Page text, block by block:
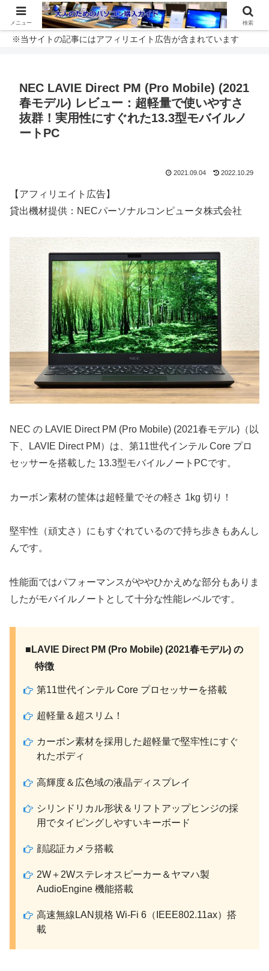
※当サイトの記事にはアフィリエイト広告が含まれています
NEC LAVIE Direct PM (Pro Mobile) (2021
春モデル) レビュー：超軽量で使いやすさ
抜群！実用性にすぐれた13.3型モバイルノ
ートPC
2021.09.04 2022.10.29
【アフィリエイト広告】
貸出機材提供：NECパーソナルコンピュータ株式会社
NEC の LAVIE Direct PM (Pro Mobile) (2021春モデル)（以
下、LAVIE Direct PM）は、第11世代インテル Core プロ
セッサーを搭載した 13.3型モバイルノートPCです。
カーボン素材の筐体は超軽量でその軽さ 1kg 切り！
堅牢性（頑丈さ）にもすぐれているので持ち歩きもあんし
んです。
性能面ではパフォーマンスがややひかえめな部分もありま
したがモバイルノートとして十分な性能レベルです。
■LAVIE Direct PM (Pro Mobile) (2021春モデル) の
特徴
第11世代インテル Core プロセッサーを搭載
超軽量＆超スリム！
カーボン素材を採用した超軽量で堅牢性にすぐ
れたボディ
高輝度＆広色域の液晶ディスプレイ
シリンドリカル形状＆リフトアップヒンジの採
用でタイピングしやすいキーボード
顔認証カメラ搭載
2W＋2Wステレオスピーカー＆ヤマハ製
AudioEngine 機能搭載
高速無線LAN規格 Wi-Fi 6（IEEE802.11ax）搭
載
メニュー 検索